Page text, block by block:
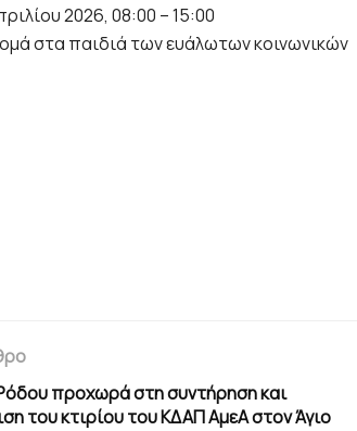
2026, 08:00 – 15:00
στα παιδιά των ευάλωτων κοινωνικών
προχωρά στη συντήρηση και
του κτιρίου του ΚΔΑΠ ΑμεΑ στον Άγιο